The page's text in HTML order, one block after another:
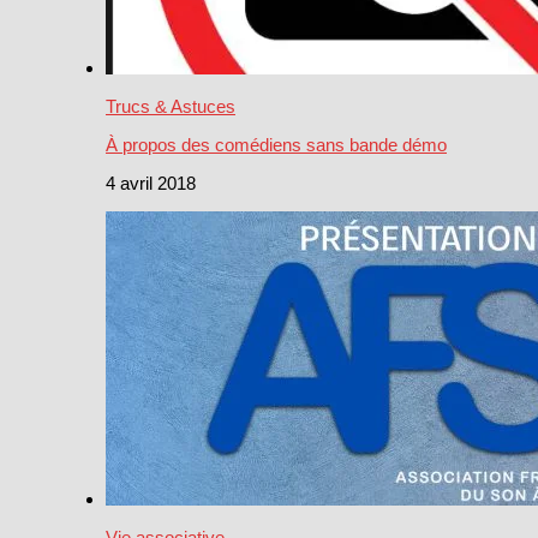
Trucs & Astuces
À propos des comédiens sans bande démo
4 avril 2018